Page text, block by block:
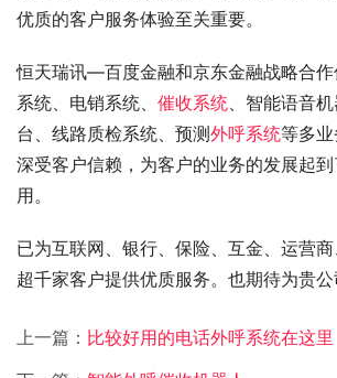
优质的客户服务体验至关重要。
恒天瑞讯—百度金融和京东金融战略合
系统、电销系统、 催收系统 、智能语音
台、线路质检系统、预测外呼系统等多业
深受客户信赖，为客户的业务的发展起
用。
已为互联网、银行、保险、互金、运营商
超千家客户提供优质服务。也期待为贵公
上一篇： 比较好用的电话外呼系统在这里